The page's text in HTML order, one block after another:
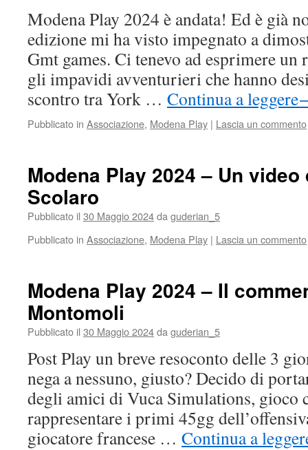
Modena Play 2024 è andata! Ed è già
edizione mi ha visto impegnato a
Gmt games. Ci tenevo ad esprimere
gli impavidi avventurieri che hanno
scontro tra York … Continua a leggere
Pubblicato in Associazione, Modena Play | Lascia un commento
Modena Play 2024 – Un
Scolaro
Pubblicato il 30 Maggio 2024da guderian_5
Pubblicato in Associazione, Modena Play | Lascia un commento
Modena Play 2024 – Il
Montomoli
Pubblicato il 30 Maggio 2024da guderian_5
Post Play un breve resoconto delle 3
nega a nessuno, giusto? Decido di
degli amici di Vuca Simulations, gioco
rappresentare i primi 45gg
giocatore francese … Continua a